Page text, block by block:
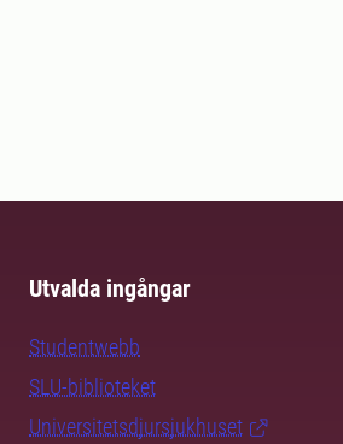
Utvalda ingångar
Studentwebb
SLU-biblioteket
Universitetsdjursjukhuset